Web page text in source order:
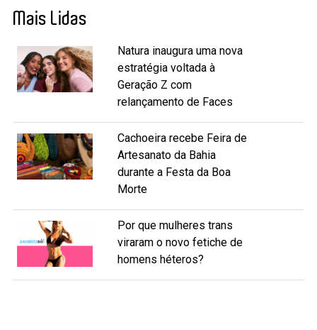
Mais Lidas
Natura inaugura uma nova
estratégia voltada à
Geração Z com
relançamento de Faces
Cachoeira recebe Feira de
Artesanato da Bahia
durante a Festa da Boa
Morte
Por que mulheres trans
viraram o novo fetiche de
homens héteros?